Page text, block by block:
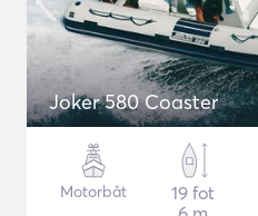
Joker 580 Coaster
Motorbåt
19 fot